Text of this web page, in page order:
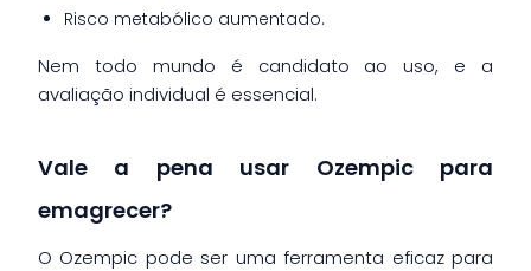
Risco metabólico aumentado.
Nem todo mundo é candidato ao uso, e a
avaliação individual é essencial.
Vale a pena usar Ozempic para
emagrecer?
O Ozempic pode ser uma ferramenta eficaz para